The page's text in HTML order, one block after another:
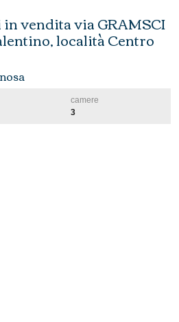
vendita via GRAMSCI
località Centro
camere
3